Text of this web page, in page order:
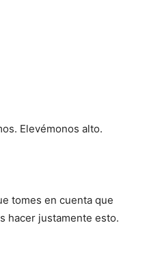
Elevémonos alto.
tomes en cuenta que
hacer justamente esto.